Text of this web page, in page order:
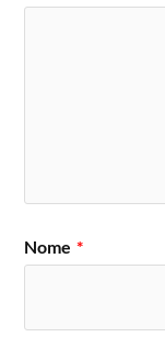
Nome *